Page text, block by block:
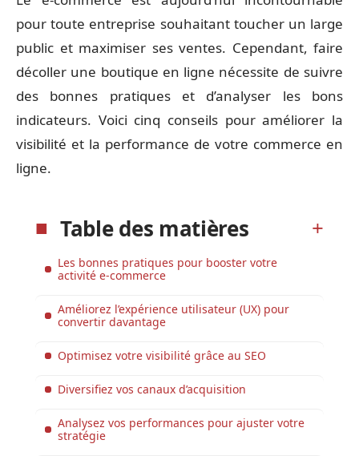
pour toute entreprise souhaitant toucher un large
public et maximiser ses ventes. Cependant, faire
décoller une boutique en ligne nécessite de suivre
des bonnes pratiques et d’analyser les bons
indicateurs. Voici cinq conseils pour améliorer la
visibilité et la performance de votre commerce en
ligne.
Table des matières
Les bonnes pratiques pour booster votre
activité e-commerce
Améliorez l’expérience utilisateur (UX) pour
convertir davantage
Optimisez votre visibilité grâce au SEO
Diversifiez vos canaux d’acquisition
Analysez vos performances pour ajuster votre
stratégie